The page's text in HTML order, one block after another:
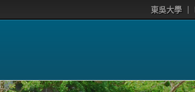
東吳大學